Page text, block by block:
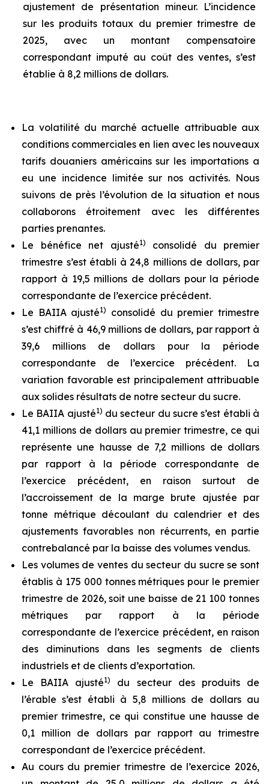
ajustement de présentation mineur. L’incidence
sur les produits totaux du premier trimestre de
2025, avec un montant compensatoire
correspondant imputé au coût des ventes, s’est
établie à 8,2 millions de dollars.
La volatilité du marché actuelle attribuable aux
conditions commerciales en lien avec les nouveaux
tarifs douaniers américains sur les importations a
eu une incidence limitée sur nos activités. Nous
suivons de près l’évolution de la situation et nous
collaborons étroitement avec les différentes
parties prenantes.
Le bénéfice net ajusté1)
consolidé du premier
trimestre s’est établi à 24,8 millions de dollars, par
rapport à 19,5 millions de dollars pour la période
correspondante de l’exercice précédent.
Le BAIIA ajusté1)
consolidé du premier trimestre
s’est chiffré à 46,9 millions de dollars, par rapport à
39,6 millions de dollars pour la période
correspondante de l’exercice précédent. La
variation favorable est principalement attribuable
aux solides résultats de notre secteur du sucre.
Le BAIIA ajusté1) du secteur du sucre s’est établi à
41,1 millions de dollars au premier trimestre, ce qui
représente une hausse de 7,2 millions de dollars
par rapport à la période correspondante de
l’exercice précédent, en raison surtout de
l’accroissement de la marge brute ajustée par
tonne métrique découlant du calendrier et des
ajustements favorables non récurrents, en partie
contrebalancé par la baisse des volumes vendus.
Les volumes de ventes du secteur du sucre se sont
établis à 175 000 tonnes métriques pour le premier
trimestre de 2026, soit une baisse de 21 100 tonnes
métriques par rapport à la période
correspondante de l’exercice précédent, en raison
des diminutions dans les segments de clients
industriels et de clients d’exportation.
Le BAIIA ajusté1)
du secteur des produits de
l’érable s’est établi à 5,8 millions de dollars au
premier trimestre, ce qui constitue une hausse de
0,1 million de dollars par rapport au trimestre
correspondant de l’exercice précédent.
Au cours du premier trimestre de l’exercice 2026,